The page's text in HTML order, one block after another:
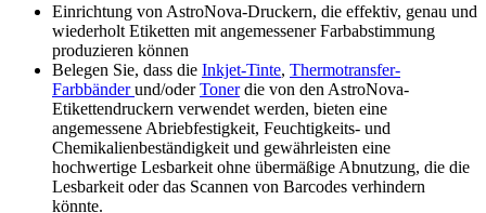
Einrichtung von AstroNova-Druckern, die effektiv, genau und
wiederholt Etiketten mit angemessener Farbabstimmung
produzieren können
Belegen Sie, dass die Inkjet-Tinte, Thermotransfer-
Farbbänderund/oderTonerdie von den AstroNova-
Etikettendruckern verwendet werden, bieten eine
angemessene Abriebfestigkeit, Feuchtigkeits- und
Chemikalienbeständigkeit und gewährleisten eine
hochwertige Lesbarkeit ohne übermäßige Abnutzung, die die
Lesbarkeit oder das Scannen von Barcodes verhindern
könnte.